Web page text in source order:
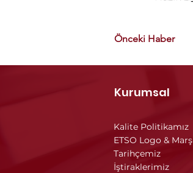
Önceki Haber
Kurumsal
Kalite Politikamız
ETSO Logo &
Tarihçemiz
İştiraklerimiz